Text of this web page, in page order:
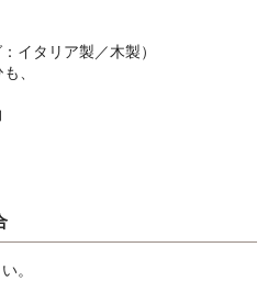
】
】
イタリア製／木製）
、
。